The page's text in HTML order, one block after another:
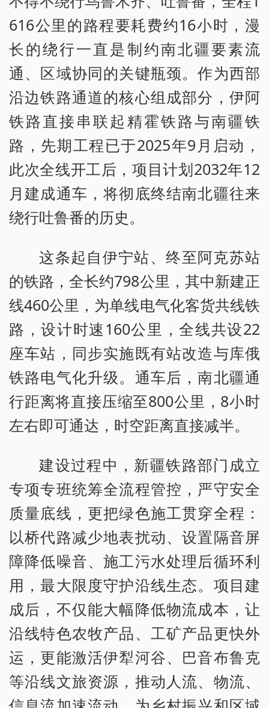
616公里的路程要耗费约16小时，漫
长的绕行一直是制约南北疆要素流
通、区域协同的关键瓶颈。作为西部
沿边铁路通道的核心组成部分，伊阿
铁路直接串联起精霍铁路与南疆铁
路，先期工程已于2025年9月启动，
此次全线开工后，项目计划2032年12
月建成通车，将彻底终结南北疆往来
绕行吐鲁番的历史。
这条起自伊宁站、终至阿克苏站
的铁路，全长约798公里，其中新建正
线460公里，为单线电气化客货共线铁
路，设计时速160公里，全线共设22
座车站，同步实施既有站改造与库俄
铁路电气化升级。通车后，南北疆通
行距离将直接压缩至800公里，8小时
左右即可通达，时空距离直接减半。
建设过程中，新疆铁路部门成立
专项专班统筹全流程管控，严守安全
质量底线，更把绿色施工贯穿全程：
以桥代路减少地表扰动、设置隔音屏
障降低噪音、施工污水处理后循环利
用，最大限度守护沿线生态。项目建
成后，不仅能大幅降低物流成本，让
沿线特色农牧产品、工矿产品更快外
运，更能激活伊犁河谷、巴音布鲁克
等沿线文旅资源，推动人流、物流、